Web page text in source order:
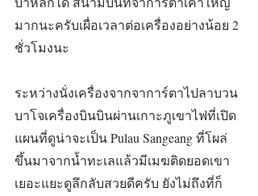
มากนะครับเผื่อเวลาต่อเครื่องอย่างน้อย 2
ชั่วโมงนะ
ระหว่างนั่งเครื่องจากจาการ์ตาไปลาบวน
บาโจเครื่องบินบินผ่านเกาะภูเขาไฟที่เปิด
แผนที่ดูน่าจะเป็น Pulau Sangeang ที่โผล่
ขึ้นมาจากน้ำทะเลแล้วมีเมฆติดยอดเขา
เยอะแยะดูลึกลับสวยดีครับ ยังไม่ถึงที่ก็